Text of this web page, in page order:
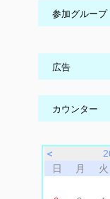
参加グループ
広告
カウンター
＜
日
月 火